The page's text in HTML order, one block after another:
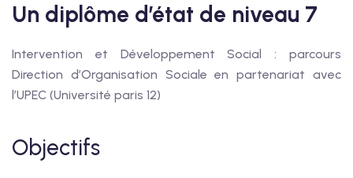
Un diplôme d’état de niveau 7
Intervention et Développement Social : parcours
Direction d’Organisation Sociale en partenariat avec
l’UPEC (Université paris 12)
Objectifs